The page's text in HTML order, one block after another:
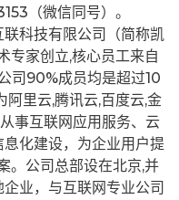
（微信同号）。
联科技有限公司（简称凯
专家创立,核心员工来自
司90%成员均是超过10
里云,腾讯云,百度云,金
事互联网应用服务、云
化建设，为企业用户提
。公司总部设在北京,并
业，与互联网专业公司